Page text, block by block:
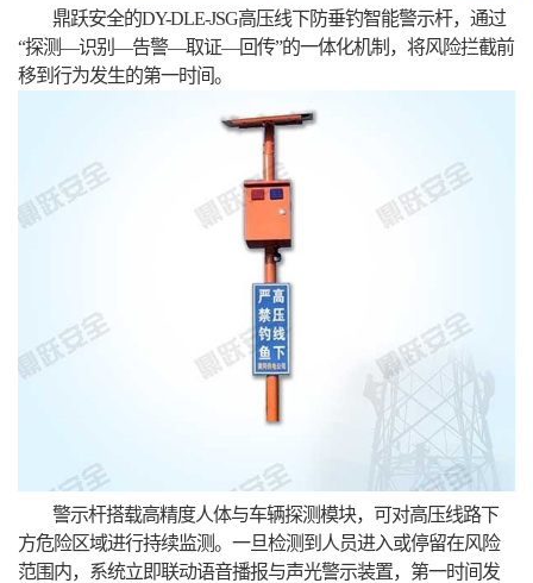
鼎跃安全的DY-DLE-JSG高压线下防垂钓智能警示杆，通过
“探测—识别—告警—取证—回传”的一体化机制，将风险拦截前
移到行为发生的第一时间。
警示杆搭载高精度人体与车辆探测模块，可对高压线路下
方危险区域进行持续监测。一旦检测到人员进入或停留在风险
范围内，系统立即联动语音播报与声光警示装置，第一时间发